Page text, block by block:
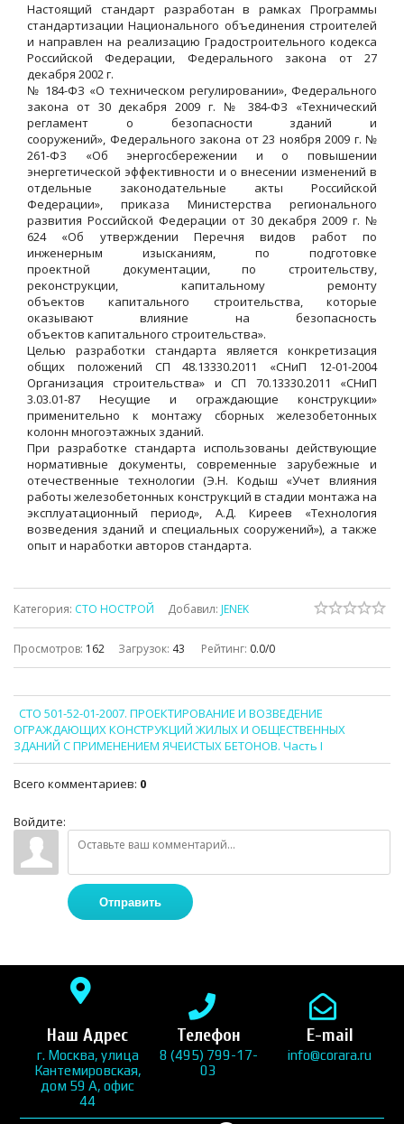
Настоящий стандарт разработан в рамках Программы
стандартизации Национального объединения строителей
и направлен на реализацию Градостроительного кодекса
Российской Федерации, Федерального закона от 27
декабря 2002 г.
№ 184-ФЗ «О техническом регулировании», Федерального
закона от 30 декабря 2009 г. № 384-ФЗ «Технический
регламент о безопасности зданий и
сооружений», Федерального закона от 23 ноября 2009 г. №
261-ФЗ «Об энергосбережении и о повышении
энергетической эффективности и о внесении изменений в
отдельные законодательные акты Российской
Федерации», приказа Министерства регионального
развития Российской Федерации от 30 декабря 2009 г. №
624 «Об утверждении Перечня видов работ по
инженерным изысканиям, по подготовке
проектной документации, по строительству,
реконструкции, капитальному ремонту
объектов капитального строительства, которые
оказывают влияние на безопасность
объектов капитального строительства».
Целью разработки стандарта является конкретизация
общих положений СП 48.13330.2011 «СНиП 12-01-2004
Организация строительства» и СП 70.13330.2011 «СНиП
3.03.01-87 Несущие и ограждающие конструкции»
применительно к монтажу сборных железобетонных
колонн многоэтажных зданий.
При разработке стандарта использованы действующие
нормативные документы, современные зарубежные и
отечественные технологии (Э.Н. Кодыш «Учет влияния
работы железобетонных конструкций в стадии монтажа на
эксплуатационный период», А.Д. Киреев «Технология
возведения зданий и специальных сооружений»), а также
опыт и наработки авторов стандарта.
Категория: СТО НОСТРОЙ Добавил: JENEK
Просмотров: 162 Загрузок: 43 Рейтинг: 0.0/0
СТО 501-52-01-2007. ПРОЕКТИРОВАНИЕ И ВОЗВЕДЕНИЕ
ОГРАЖДАЮЩИХ КОНСТРУКЦИЙ ЖИЛЫХ И ОБЩЕСТВЕННЫХ
ЗДАНИЙ С ПРИМЕНЕНИЕМ ЯЧЕИСТЫХ БЕТОНОВ. Часть I
Всего комментариев: 0
Войдите:
Отправить
Наш Адрес
г. Москва, улица
Кантемировская,
дом 59 А, офис
44
Телефон
8 (495) 799-17-
03
E-mail
info@corara.ru